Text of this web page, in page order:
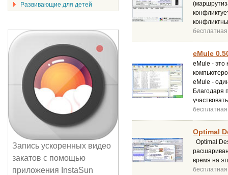
бесплатная
eMule
eMule - это
eMule -
Благодаря
бесплатная
Optimal
Optimal
время на
бесплатная
Развивающие для детей
Запись ускоренных видео
закатов с помощью
приложения InstaSun